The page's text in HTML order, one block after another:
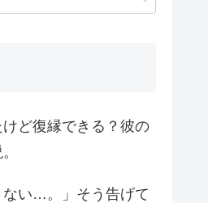
ど復縁できる？彼の
ない…。」そう告げて